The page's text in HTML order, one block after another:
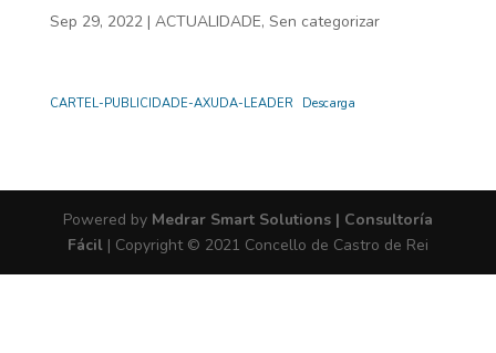
Sep 29, 2022| ACTUALIDADE, Sen categorizar
CARTEL-PUBLICIDADE-AXUDA-LEADER Descarga
Powered by Medrar Smart Solutions | Consultoría
Fácil| Copyright © 2021 Concello de Castro de Rei